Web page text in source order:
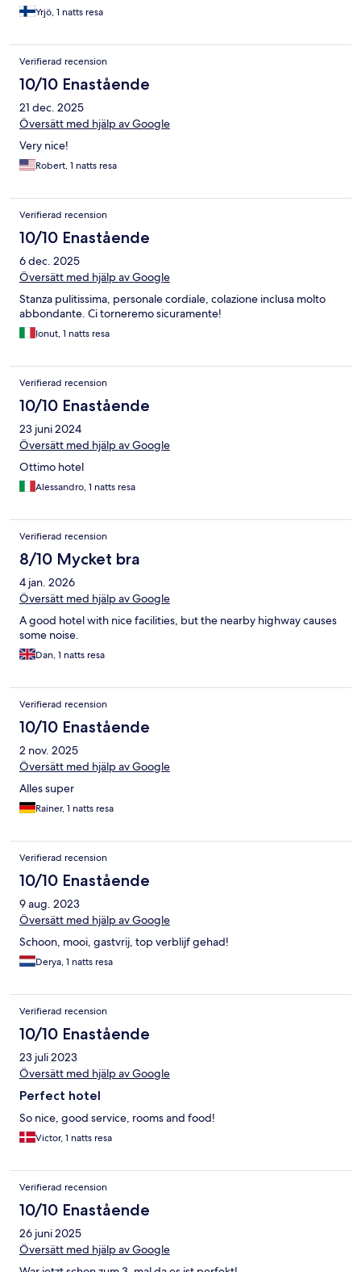
Yrjö, 1 natts resa
Verifierad recension
10/10 Enastående
21 dec. 2025
Översätt med hjälp av Google
Very nice!
Robert, 1 natts resa
Verifierad recension
10/10 Enastående
6 dec. 2025
Översätt med hjälp av Google
Stanza pulitissima, personale cordiale, colazione inclusa molto
abbondante. Ci torneremo sicuramente!
Ionut, 1 natts resa
Verifierad recension
10/10 Enastående
23 juni 2024
Översätt med hjälp av Google
Ottimo hotel
Alessandro, 1 natts resa
Verifierad recension
8/10 Mycket bra
4 jan. 2026
Översätt med hjälp av Google
A good hotel with nice facilities, but the nearby highway causes
some noise.
Dan, 1 natts resa
Verifierad recension
10/10 Enastående
2 nov. 2025
Översätt med hjälp av Google
Alles super
Rainer, 1 natts resa
Verifierad recension
10/10 Enastående
9 aug. 2023
Översätt med hjälp av Google
Schoon, mooi, gastvrij, top verblijf gehad!
Derya, 1 natts resa
Verifierad recension
10/10 Enastående
23 juli 2023
Översätt med hjälp av Google
Perfect hotel
So nice, good service, rooms and food!
Victor, 1 natts resa
Verifierad recension
10/10 Enastående
26 juni 2025
Översätt med hjälp av Google